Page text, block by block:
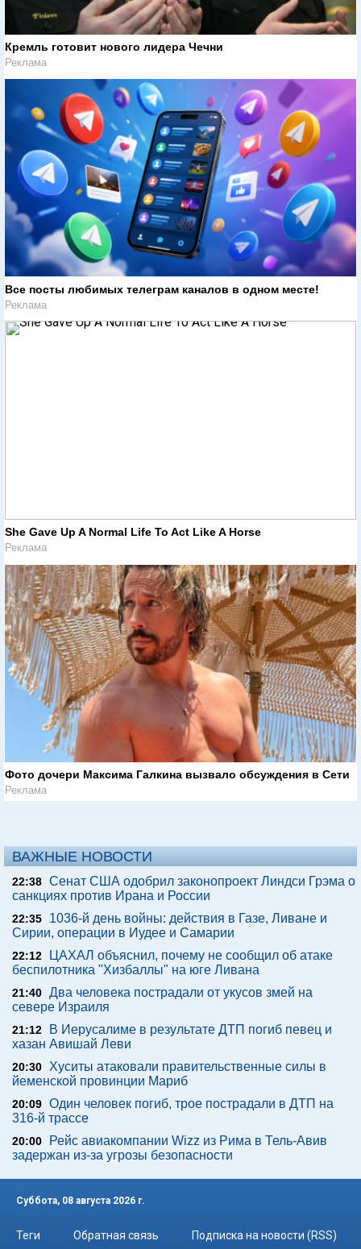
Кремль готовит нового лидера Чечни
Реклама
Все посты любимых телеграм каналов в одном месте!
Реклама
She Gave Up A Normal Life To Act Like A Horse
Реклама
Фото дочери Максима Галкина вызвало обсуждения в Сети
Реклама
ВАЖНЫЕ НОВОСТИ
22:38 Сенат США одобрил законопроект Линдси Грэма о
санкциях против Ирана и России
22:35
1036-й день войны: действия в Газе, Ливане и
Сирии, операции в Иудее и Самарии
22:12
ЦАХАЛ объяснил, почему не сообщил об атаке
беспилотника "Хизбаллы" на юге Ливана
21:40 Два человека пострадали от укусов змей на
севере Израиля
21:12
В Иерусалиме в результате ДТП погиб певец и
хазан Авишай Леви
20:30 Хуситы атаковали правительственные силы в
йеменской провинции Мариб
20:09 Один человек погиб, трое пострадали в ДТП на
316-й трассе
20:00
Рейс авиакомпании Wizz из Рима в Тель-Авив
задержан из-за угрозы безопасности
Суббота, 08 августа 2026 г.
Теги Обратная связь Подписка на новости (RSS)